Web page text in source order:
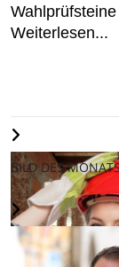
Wahlprüfsteine
Weiterlesen...
BILD DES